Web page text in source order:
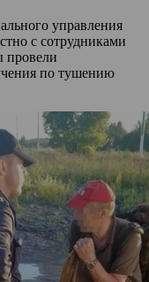
управления
с сотрудниками
провели
по тушению